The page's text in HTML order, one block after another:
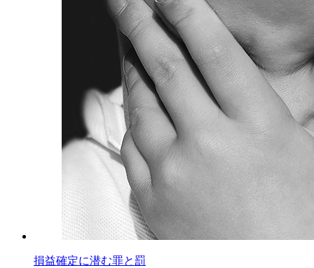
損益確定に潜む罪と罰